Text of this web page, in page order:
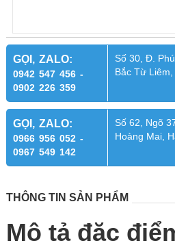
GỌI, ZALO:
0942 547 456 -
0902 226 359
Số 30, Đ.
Bắc Từ
GỌI, ZALO:
0966 956 052 -
0967 549 142
Số 62, Ngõ
Hoàng Mai,
THÔNG TIN SẢN PHẨM
Mô tả đặc